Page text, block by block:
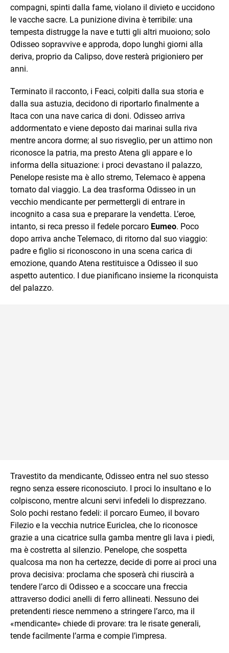
compagni, spinti dalla fame, violano il divieto e uccidono
le vacche sacre. La punizione divina è terribile: una
tempesta distrugge la nave e tutti gli altri muoiono; solo
Odisseo sopravvive e approda, dopo lunghi giorni alla
deriva, proprio da Calipso, dove resterà prigioniero per
anni.
Terminato il racconto, i Feaci, colpiti dalla sua storia e
dalla sua astuzia, decidono di riportarlo finalmente a
Itaca con una nave carica di doni. Odisseo arriva
addormentato e viene deposto dai marinai sulla riva
mentre ancora dorme; al suo risveglio, per un attimo non
riconosce la patria, ma presto Atena gli appare e lo
informa della situazione: i proci devastano il palazzo,
Penelope resiste ma è allo stremo, Telemaco è appena
tornato dal viaggio. La dea trasforma Odisseo in un
vecchio mendicante per permettergli di entrare in
incognito a casa sua e preparare la vendetta. L’eroe,
intanto, si reca presso il fedele porcaro Eumeo. Poco
dopo arriva anche Telemaco, di ritorno dal suo viaggio:
padre e figlio si riconoscono in una scena carica di
emozione, quando Atena restituisce a Odisseo il suo
aspetto autentico. I due pianificano insieme la riconquista
del palazzo.
Travestito da mendicante, Odisseo entra nel suo stesso
regno senza essere riconosciuto. I proci lo insultano e lo
colpiscono, mentre alcuni servi infedeli lo disprezzano.
Solo pochi restano fedeli: il porcaro Eumeo, il bovaro
Filezio e la vecchia nutrice Euriclea, che lo riconosce
grazie a una cicatrice sulla gamba mentre gli lava i piedi,
ma è costretta al silenzio. Penelope, che sospetta
qualcosa ma non ha certezze, decide di porre ai proci una
prova decisiva: proclama che sposerà chi riuscirà a
tendere l’arco di Odisseo e a scoccare una freccia
attraverso dodici anelli di ferro allineati. Nessuno dei
pretendenti riesce nemmeno a stringere l’arco, ma il
«mendicante» chiede di provare: tra le risate generali,
tende facilmente l’arma e compie l’impresa.